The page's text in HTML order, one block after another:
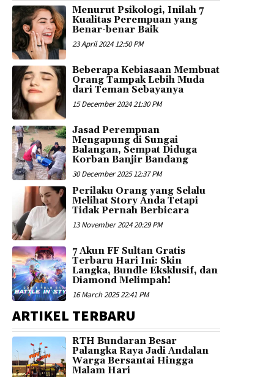
Menurut Psikologi, Inilah 7
Kualitas Perempuan yang
Benar-benar Baik
23 April 2024 12:50 PM
Beberapa Kebiasaan Membuat
Orang Tampak Lebih Muda
dari Teman Sebayanya
15 December 2024 21:30 PM
Jasad Perempuan
Mengapung di Sungai
Balangan, Sempat Diduga
Korban Banjir Bandang
30 December 2025 12:37 PM
Perilaku Orang yang Selalu
Melihat Story Anda Tetapi
Tidak Pernah Berbicara
13 November 2024 20:29 PM
7 Akun FF Sultan Gratis
Terbaru Hari Ini: Skin
Langka, Bundle Eksklusif, dan
Diamond Melimpah!
16 March 2025 22:41 PM
ARTIKEL TERBARU
RTH Bundaran Besar
Palangka Raya Jadi Andalan
Warga Bersantai Hingga
Malam Hari